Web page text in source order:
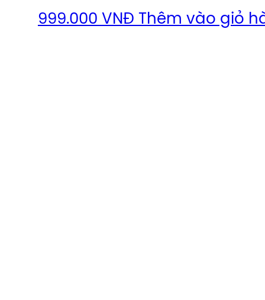
999.000 VNĐ Thêm vào giỏ